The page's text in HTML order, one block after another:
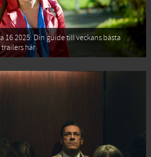
16 2025: Din guide till veckans bästa
trailers här